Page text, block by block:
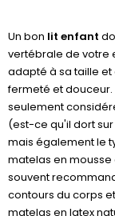
Un bon lit enfant
vertébrale de votre
adapté à sa taille
fermeté et douceur.
seulement
(est-ce qu'il dort
mais également le
matelas en
souvent
contours du corps
matelas en latex